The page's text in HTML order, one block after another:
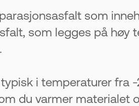
Da bør du
som
som legges på høy
i temperaturer fra
du varmer materialet